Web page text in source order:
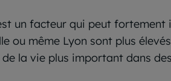
un facteur qui peut
ou même Lyon sont plus
la vie plus important dans